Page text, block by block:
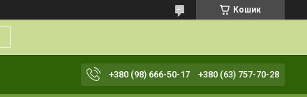
Кошик
+380 (98) 666-50-17 +380 (63) 757-70-28